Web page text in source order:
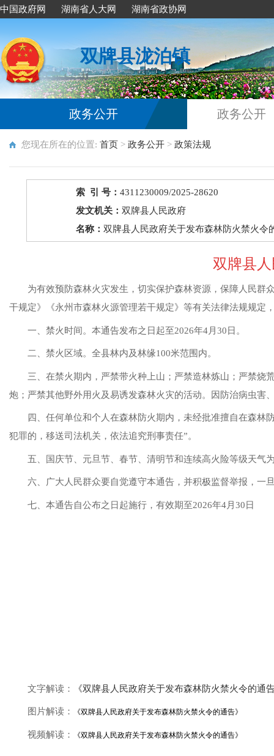
中国政府网 湖南省人大网 湖南省政协网
双牌县泷泊镇
政务公开 政务公开
您现在所在的位置: 首页 > 政务公开 > 政策法规
索 引 号：4311230009/2025-28620
发文机关：双牌县人民政府
名称：双牌县人民政府关于发布森林防火禁火令
双牌县
为有效预防森林火灾发生，切实保护森林资源，保障人民群
干规定》《永州市森林火源管理若干规定》等有关法律法规规定
一、 禁火时间。 本通告发布之日起至2026年4月30日。
二、禁火区域。全县林内及林缘100米范围内。
三、在禁火期内， 严禁带火种上山；严禁造林炼山；严禁烧
炮；严禁其他野外用火及易诱发森林火灾的活动。因防治病虫害
四、 任何单位和个人在森林防火期内，未经批准擅自在森林
犯罪的，移送司法机关，依法追究刑事责任”。
五、国庆节、元旦节、春节、清明节和连续高火险等级天气
六、广大人民群众要自觉遵守本通告，并积极监督举报，一
七、本通告自公布之日起施行，有效期至2026年4月30日
文字解读： 《双牌县人民政府关于发布森林防火禁火令的通
图片解读： 《双牌县人民政府关于发布森林防火禁火令的通告》
视频解读： 《双牌县人民政府关于发布森林防火禁火令的通告》